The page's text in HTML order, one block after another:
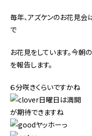
毎年、アズケンのお花見会
で
お花見をしています。今朝
を報告します。
６分咲きくらいですかね
日曜日は満開
が期待できますね
ヤッホーっ